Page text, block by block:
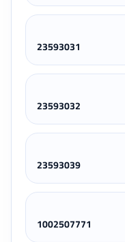
23593031
23593032
23593039
1002507771